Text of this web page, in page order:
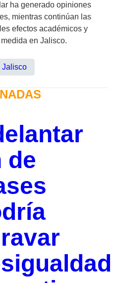
ha generado opiniones
mientras continúan las
efectos académicos y
en Jalisco.
Jalisco
de